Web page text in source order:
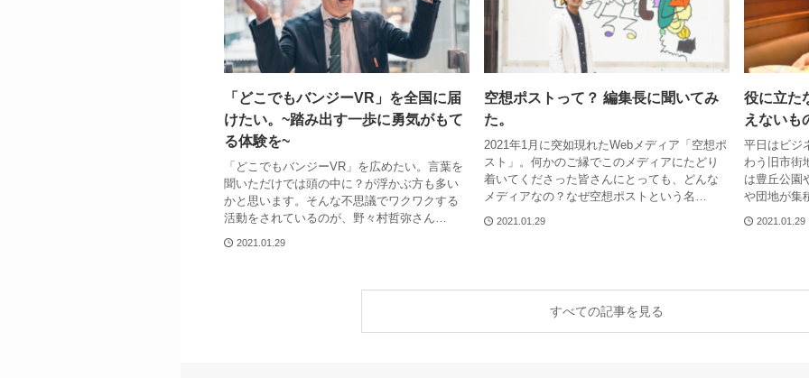
「どこでもバンジーVR」を全国に届
けたい。~踏み出す一歩に勇気がもて
る体験を~
「どこでもバンジーVR」を広めたい。言葉を
聞いただけでは頭の中に？が浮かぶ方も多い
かと思います。そんな不思議でワクワクする
活動をされているのが、野々村哲弥さん…
2021.01.29
空想ポストって？ 編集長に聞いてみ
た。
2021年1月に突如現れたWebメディア「空想ポ
スト」。何かのご縁でこのメディアにたどり
着いてくださった皆さんにとっても、どんな
メディアなの？なぜ空想ポストという名…
2021.01.29
役に立た
えないも
平日はビジ
わう旧市街
は豊丘公園
や団地が集
2021.01.29
すべての記事を見る